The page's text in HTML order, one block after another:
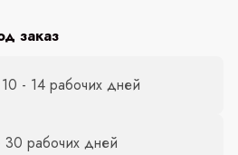
заказ
- 14 рабочих дней
рабочих дней